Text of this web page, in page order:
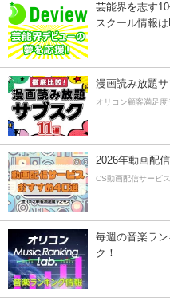
芸能界を志す
スクール情報
漫画読み放題サ
オリコン顧客満足度
2026年動画配
CS動画配信サービ
毎週の音楽ラ
ク！